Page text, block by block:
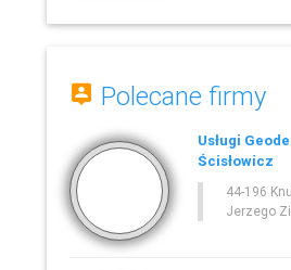
Polecane firmy
Usługi
Ścisłowicz
44-196
Jerzego